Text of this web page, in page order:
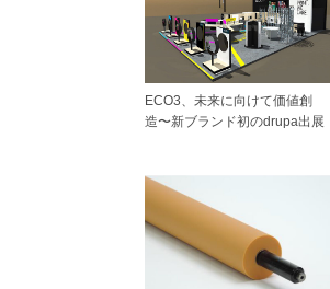
ECO3、未来に向けて価値創
造〜新ブランド初のdrupa出展